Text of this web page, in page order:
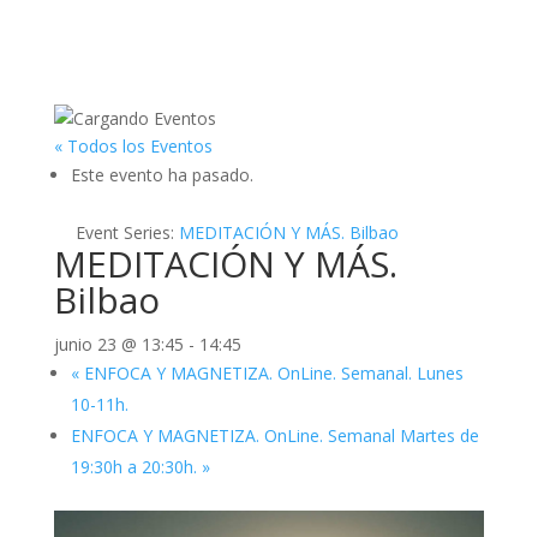
« Todos los Eventos
Este evento ha pasado.
Event Series: MEDITACIÓN Y MÁS. Bilbao
MEDITACIÓN Y MÁS.
Bilbao
junio 23 @ 13:45 - 14:45
«ENFOCA Y MAGNETIZA. OnLine. Semanal. Lunes
10-11h.
ENFOCA Y MAGNETIZA. OnLine. Semanal Martes de
19:30h a 20:30h. »